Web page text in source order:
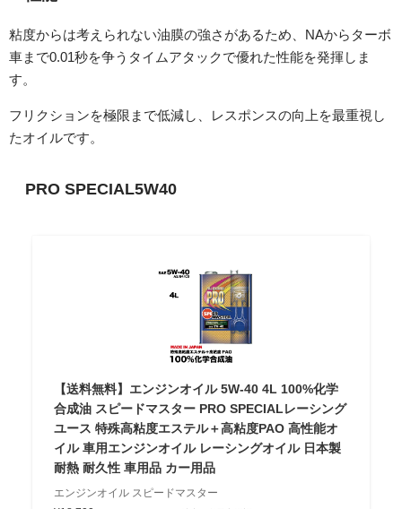
粘度からは考えられない油膜の強さがあるため、NAからターボ
車まで0.01秒を争うタイムアタックで優れた性能を発揮しま
す。
フリクションを極限まで低減し、レスポンスの向上を最重視し
たオイルです。
PRO SPECIAL5W40
【送料無料】エンジンオイル 5W-40 4L 100%化学
合成油 スピードマスター PRO SPECIALレーシング
ユース 特殊高粘度エステル＋高粘度PAO 高性能オ
イル 車用エンジンオイル レーシングオイル 日本製
耐熱 耐久性 車用品 カー用品
エンジンオイル スピードマスター